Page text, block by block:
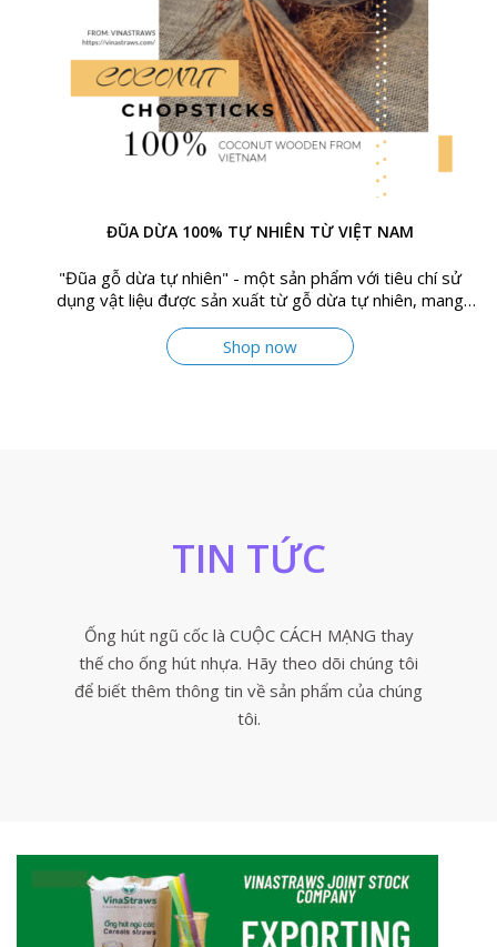
ĐŨA DỪA 100% TỰ NHIÊN TỪ VIỆT NAM
"Đũa gỗ dừa tự nhiên" - một sản phẩm với tiêu chí sử
dụng vật liệu được sản xuất từ gỗ dừa tự nhiên, mang
Shop now
TIN TỨC
Ống hút ngũ cốc là CUỘC CÁCH MẠNG thay
thế cho ống hút nhựa. Hãy theo dõi chúng tôi
để biết thêm thông tin về sản phẩm của chúng
tôi.